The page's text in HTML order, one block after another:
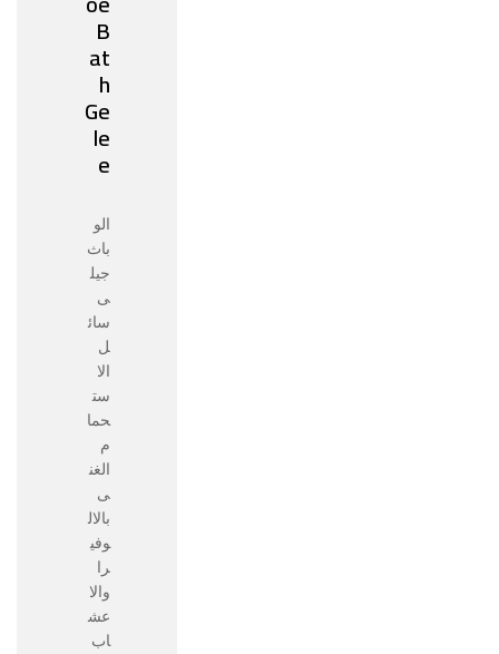
B
at
h
Ge
le
e
الو
باث
جيل
ى
سائ
ل
الا
ست
حما
م
الغن
ى
بالال
وفي
را
والا
عش
اب